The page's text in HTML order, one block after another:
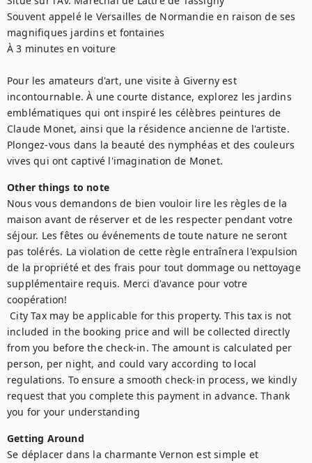
Souvent appelé le Versailles de Normandie en raison de ses
magnifiques jardins et fontaines
À 3 minutes en voiture
Pour les amateurs d'art, une visite à Giverny est
incontournable. À une courte distance, explorez les jardins
emblématiques qui ont inspiré les célèbres peintures de
Claude Monet, ainsi que la résidence ancienne de l'artiste.
Plongez-vous dans la beauté des nymphéas et des couleurs
vives qui ont captivé l'imagination de Monet.
Other things to note
Nous vous demandons de bien vouloir lire les règles de la
maison avant de réserver et de les respecter pendant votre
séjour. Les fêtes ou événements de toute nature ne seront
pas tolérés. La violation de cette règle entraînera l'expulsion
de la propriété et des frais pour tout dommage ou nettoyage
supplémentaire requis. Merci d'avance pour votre
coopération!
included in the booking price and will be collected directly
from you before the check-in. The amount is calculated per
person, per night, and could vary according to local
regulations. To ensure a smooth check-in process, we kindly
request that you complete this payment in advance. Thank
you for your understanding
Getting Around
Se déplacer dans la charmante Vernon est simple et